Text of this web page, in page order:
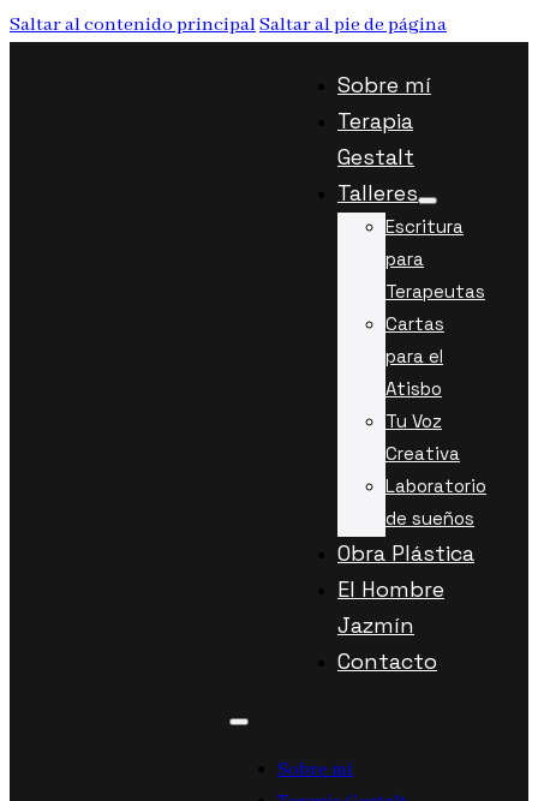
Saltar al contenido principalSaltar al pie de página
Sobre mí
Terapia
Gestalt
Talleres
Escritura
para
Terapeutas
Cartas
para el
Atisbo
Tu Voz
Creativa
Laboratorio
de sueños
Obra Plástica
El Hombre
Jazmín
Contacto
Sobre mí